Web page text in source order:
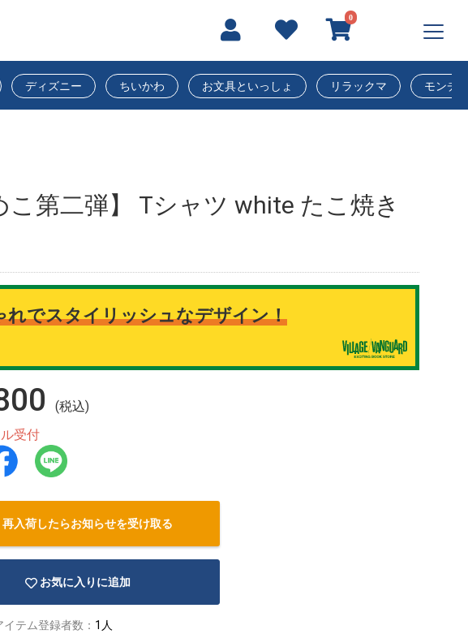
0
ディズニー ちいかわ お文具といっしょ リラックマ モンチ
こ第二弾】 Tシャツ white たこ焼き
れでスタイリッシュなデザイン！
(税込)
受付
再入荷したらお知らせを受け取る
お気に入りに追加
テム登録者数： 1人